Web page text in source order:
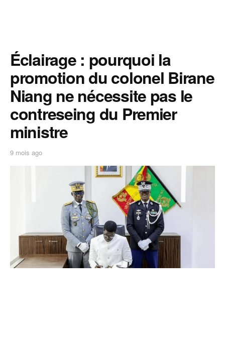
Éclairage : pourquoi la
promotion du colonel Birane
Niang ne nécessite pas le
contreseing du Premier
ministre
9 mois ago